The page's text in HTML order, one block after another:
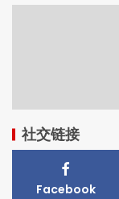
社交链接
Facebook